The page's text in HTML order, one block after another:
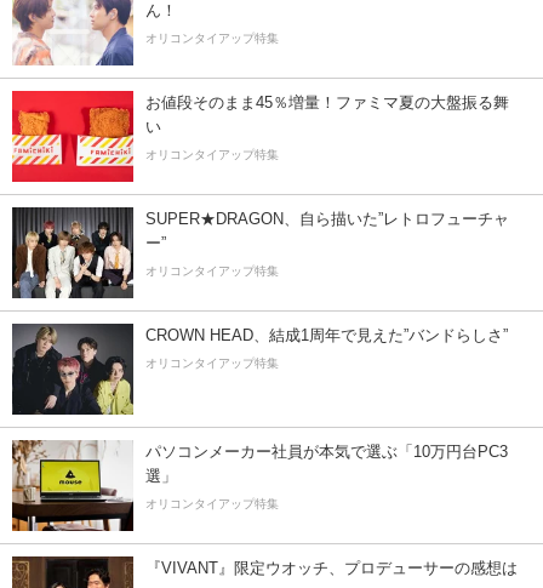
ん！
オリコンタイアップ特集
お値段そのまま45％増量！ファミマ夏の大盤振る舞
い
オリコンタイアップ特集
SUPER★DRAGON、自ら描いた”レトロフューチャ
ー”
オリコンタイアップ特集
CROWN HEAD、結成1周年で見えた”バンドらしさ”
オリコンタイアップ特集
パソコンメーカー社員が本気で選ぶ「10万円台PC3
選」
オリコンタイアップ特集
『VIVANT』限定ウオッチ、プロデューサーの感想は